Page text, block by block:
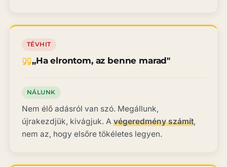
TÉVHIT
„Ha elrontom, az benne marad"
NÁLUNK
Nem élő adásról van szó. Megállunk,
újrakezdjük, kivágjuk. A végeredmény számít,
nem az, hogy elsőre tökéletes legyen.